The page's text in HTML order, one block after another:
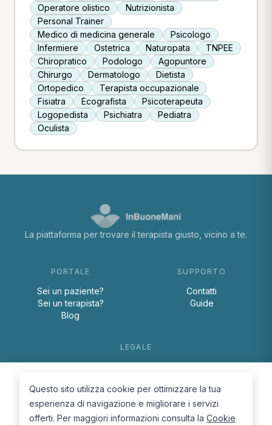
Operatore olistico
Nutrizionista
Personal Trainer
Medico di medicina generale
Psicologo
Infermiere
Ostetrica Naturopata
TNPEE
Chiropratico
Podologo
Agopuntore
Chirurgo
Dermatologo
Dietista
Ortopedico
Terapista occupazionale
Fisiatra
Ecografista
Psicoterapeuta
Logopedista
Psichiatra
Pediatra
Oculista
La piattaforma per trovare il terapista giusto, vicino a te.
PORTALE
Sei un paziente?
Sei un terapista?
Blog
SUPPORTO
Contatti
Guide
LEGALE
Cookie Policy
Questo sito utilizza cookie per ottimizzare la tua
esperienza di navigazione e migliorare i servizi
offerti. Per maggiori informazioni consulta la Cookie